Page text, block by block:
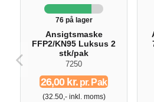
76 på lager
Ansigtsmaske
FFP2/KN95 Luksus 2
stk/pak
7250
26,00 kr.pr. Pak
(32.50,- inkl. moms)